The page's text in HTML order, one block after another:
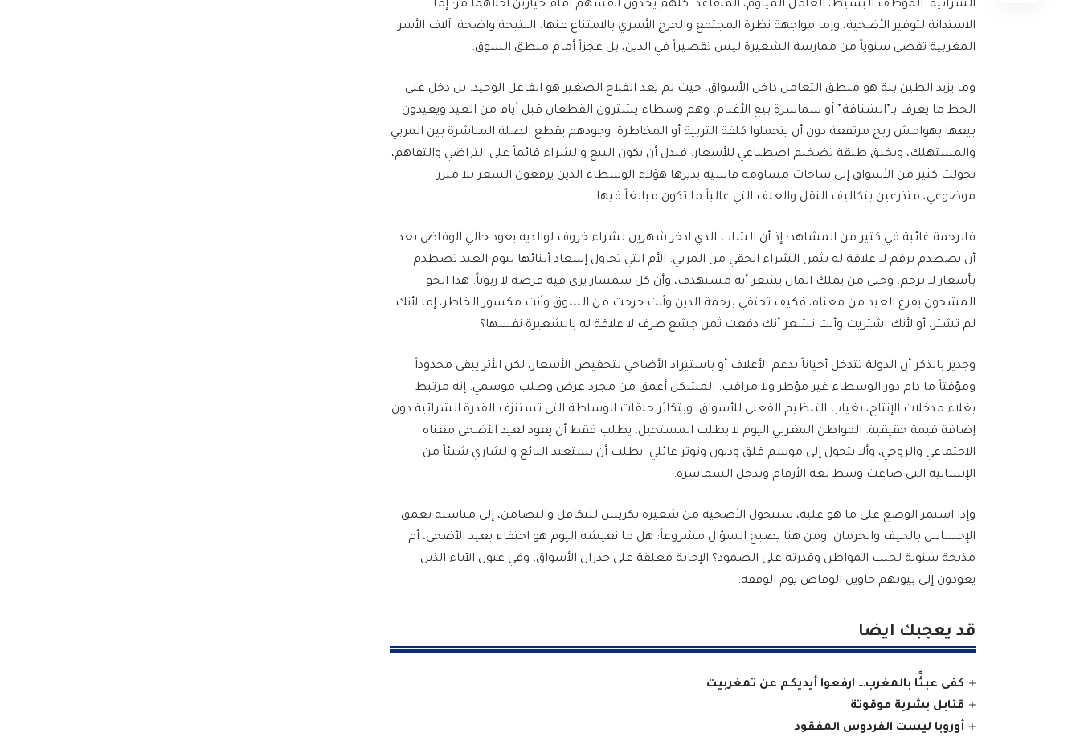
الشرائية. الموظف البسيط، العامل المياوم، المتقاعد، كلهم يجدون أنفسهم أمام خيارين أحلاهما مر: إما
الاستدانة لتوفير الأضحية، وإما مواجهة نظرة المجتمع والحرج الأسري بالامتناع عنها. النتيجة واضحة: آلاف الأسر
المغربية تقصى سنوياً من ممارسة الشعيرة ليس تقصيراً في الدين، بل عجزاً أمام منطق السوق.
وما يزيد الطين بلة هو منطق التعامل داخل الأسواق، حيث لم يعد الفلاح الصغير هو الفاعل الوحيد. بل دخل على
الخط ما يعرف بـ”الشناقة” أو سماسرة بيع الأغنام، وهم وسطاء يشترون القطعان قبل أيام من العيد ويعيدون
بيعها بهوامش ربح مرتفعة دون أن يتحملوا كلفة التربية أو المخاطرة. وجودهم يقطع الصلة المباشرة بين المربي
والمستهلك، ويخلق طبقة تضخيم اصطناعي للأسعار. فبدل أن يكون البيع والشراء قائماً على التراضي والتفاهم،
تحولت كثير من الأسواق إلى ساحات مساومة قاسية يديرها هؤلاء الوسطاء الذين يرفعون السعر بلا مبرر
موضوعي، متذرعين بتكاليف النقل والعلف التي غالباً ما تكون مبالغاً فيها.
فالرحمة غائبة في كثير من المشاهد: إذ أن الشاب الذي ادخر شهرين لشراء خروف لوالديه يعود خالي الوفاض بعد
أن يصطدم برقم لا علاقة له بثمن الشراء الحقي من المربي. الأم التي تحاول إسعاد أبنائها بيوم العيد تصطدم
بأسعار لا ترحم. وحتى من يملك المال يشعر أنه مستهدف، وأن كل سمسار يرى فيه فرصة لا زبوناً. هذا الجو
المشحون يفرغ العيد من معناه، فكيف تحتفي برحمة الدين وأنت خرجت من السوق وأنت مكسور الخاطر، إما لأنك
لم تشتر، أو لأنك اشتريت وأنت تشعر أنك دفعت ثمن جشع طرف لا علاقة له بالشعيرة نفسها؟
وجدير بالذكر أن الدولة تتدخل أحياناً بدعم الأعلاف أو باستيراد الأضاحي لتخفيض الأسعار، لكن الأثر يبقى محدوداً
ومؤقتاً ما دام دور الوسطاء غير مؤطر ولا مراقب. المشكل أعمق من مجرد عرض وطلب موسمي. إنه مرتبط
بغلاء مدخلات الإنتاج، بغياب التنظيم الفعلي للأسواق، وبتكاثر حلقات الوساطة التي تستنزف القدرة الشرائية دون
إضافة قيمة حقيقية. المواطن المغربي اليوم لا يطلب المستحيل. يطلب فقط أن يعود لعيد الأضحى معناه
الاجتماعي والروحي، وألا يتحول إلى موسم قلق وديون وتوتر عائلي. يطلب أن يستعيد البائع والشاري شيئاً من
الإنسانية التي ضاعت وسط لغة الأرقام وتدخل السماسرة.
وإذا استمر الوضع على ما هو عليه، ستتحول الأضحية من شعيرة تكريس للتكافل والتضامن، إلى مناسبة تعمق
الإحساس بالحيف والحرمان. ومن هنا يصبح السؤال مشروعاً: هل ما نعيشه اليوم هو احتفاء بعيد الأضحى، أم
مذبحة سنوية لجيب المواطن وقدرته على الصمود؟ الإجابة معلقة على جدران الأسواق، وفي عيون الآباء الذين
يعودون إلى بيوتهم خاوين الوفاض يوم الوقفة.
قد يعجبك ايضا
كفى عبثًا بالمغرب… ارفعوا أيديكم عن تمغربيت
قنابل بشرية موقوتة
أوروبا ليست الفردوس المفقود